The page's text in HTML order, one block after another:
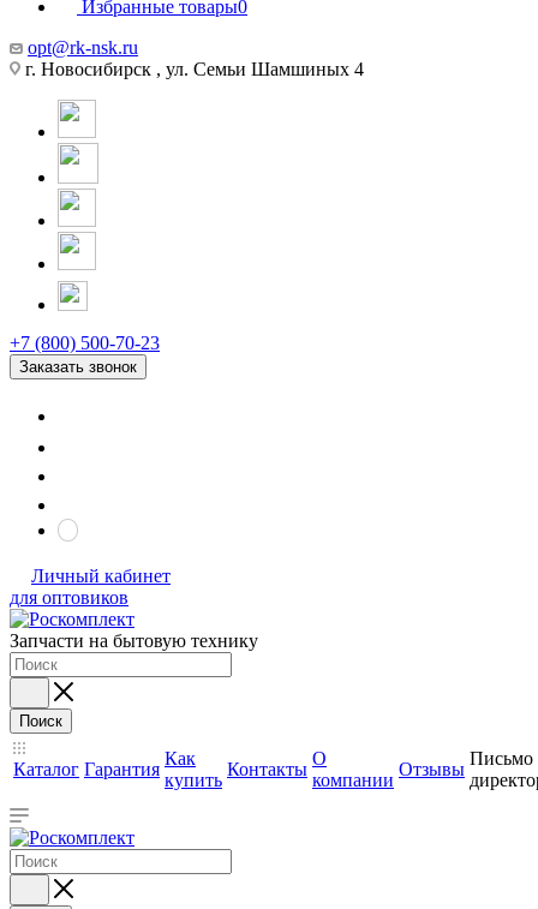
Избранные товары0
opt@rk-nsk.ru
г. Новосибирск , ул. Семьи Шамшиных 4
+7 (800) 500-70-23
Заказать звонок
Личный кабинет
для оптовиков
Запчасти на бытовую технику
Поиск
Каталог Гарантия
Как
купить
Контакты
О
компании
Отзывы
Письмо